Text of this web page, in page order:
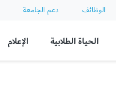
الوظائف دعم الجامعة
الحياة الطلابية الإعلام